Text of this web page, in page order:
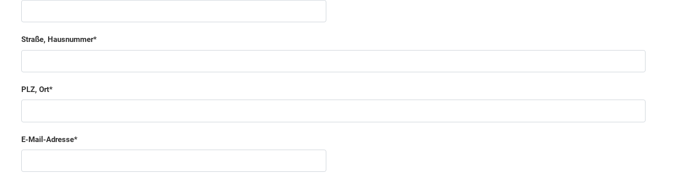
Straße, Hausnummer
PLZ, Ort
E-Mail-Adresse